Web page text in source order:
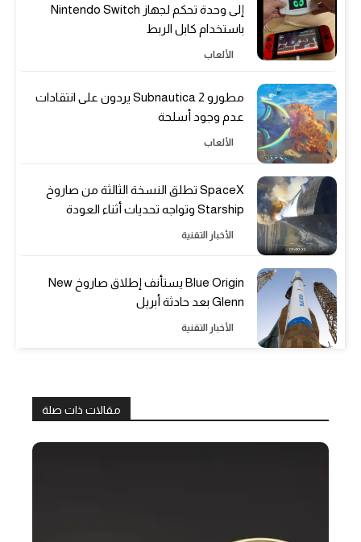
إلى وحدة تحكم لجهاز Nintendo Switch
باستخدام كابل الربط
الألعاب
مطورو Subnautica 2 يردون على انتقادات
عدم وجود أسلحة
الألعاب
SpaceX تطلق النسخة الثالثة من صاروخ
Starship وتواجه تحديات أثناء العودة
الأخبار التقنية
Blue Origin يستأنف إطلاق صاروخ New
Glenn بعد حادثة أبريل
الأخبار التقنية
مقالات ذات صلة